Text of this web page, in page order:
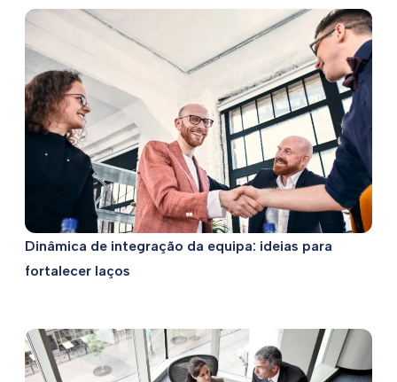
Dinâmica de integração da equipa: ideias para
fortalecer laços